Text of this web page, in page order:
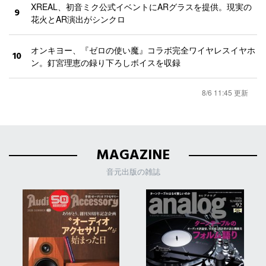
9
XREAL、初音ミク公式イベントにARグラスを提供。現実の
花火とAR演出がシンクロ
10
オンキヨー、『ゼロの使い魔』コラボ完全ワイヤレスイヤホ
ン。釘宮理恵の録り下ろしボイスを収録
8/6 11:45 更新
MAGAZINE
音元出版の雑誌